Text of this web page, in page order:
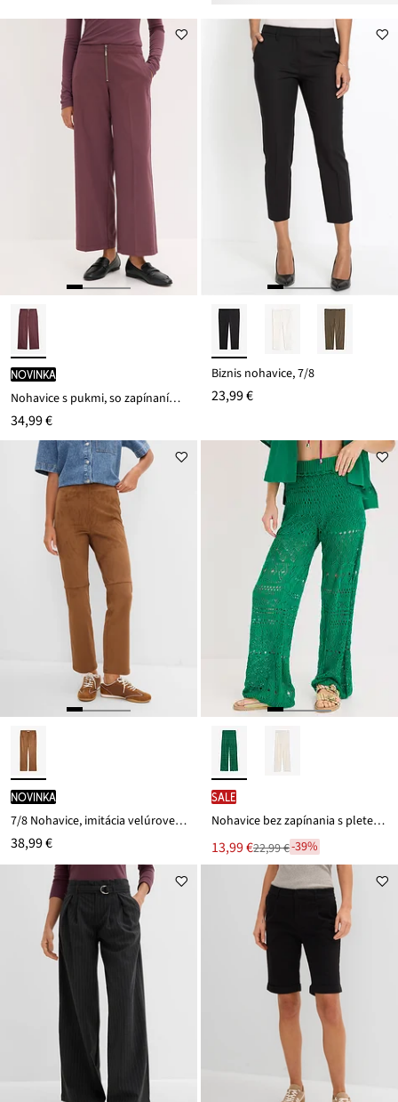
novinka
Nohavice s pukmi, so zapínaním na zips
34,99 €
Biznis nohavice, 7/8
23,99 €
novinka
7/8 Nohavice, imitácia velúrovej kože
38,99 €
SALE
Nohavice bez zapínania s pleteným dierkovaným vzorom
Nová
cena
13,99 €
Zľava 22,99 €-39%